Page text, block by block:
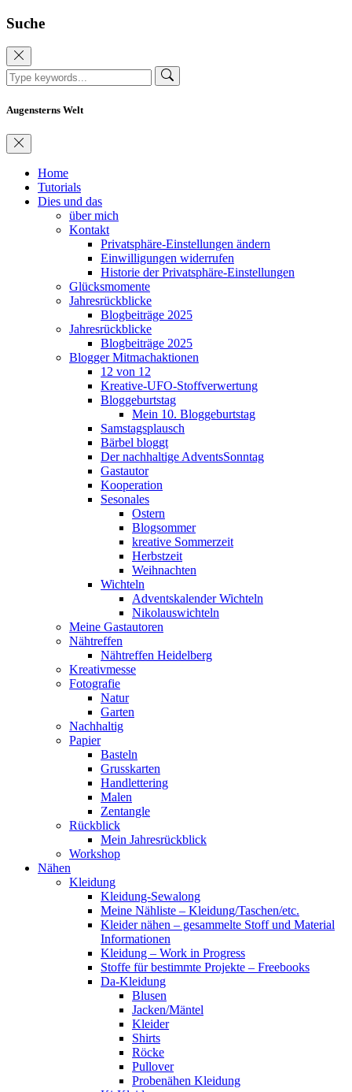
Suche
Augensterns Welt
Home
Tutorials
Dies und das
über mich
Kontakt
Privatsphäre-Einstellungen ändern
Einwilligungen widerrufen
Historie der Privatsphäre-Einstellungen
Glücksmomente
Jahresrückblicke
Blogbeiträge 2025
Jahresrückblicke
Blogbeiträge 2025
Blogger Mitmachaktionen
12 von 12
Kreative-UFO-Stoffverwertung
Bloggeburtstag
Mein 10. Bloggeburtstag
Samstagsplausch
Bärbel bloggt
Der nachhaltige AdventsSonntag
Gastautor
Kooperation
Sesonales
Ostern
Blogsommer
kreative Sommerzeit
Herbstzeit
Weihnachten
Wichteln
Adventskalender Wichteln
Nikolauswichteln
Meine Gastautoren
Nähtreffen
Nähtreffen Heidelberg
Kreativmesse
Fotografie
Natur
Garten
Nachhaltig
Papier
Basteln
Grusskarten
Handlettering
Malen
Zentangle
Rückblick
Mein Jahresrückblick
Workshop
Nähen
Kleidung
Kleidung-Sewalong
Meine Nähliste – Kleidung/Taschen/etc.
Kleider nähen – gesammelte Stoff und Material
Informationen
Kleidung – Work in Progress
Stoffe für bestimmte Projekte – Freebooks
Da-Kleidung
Blusen
Jacken/Mäntel
Kleider
Shirts
Röcke
Pullover
Probenähen Kleidung